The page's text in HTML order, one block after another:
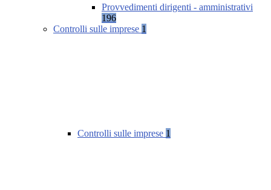
Provvedimenti dirigenti - amministrativi
196
Controlli sulle imprese 1
Controlli sulle imprese 1